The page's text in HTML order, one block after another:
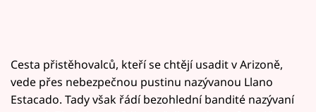
Cesta přistěhovalců, kteří se chtějí usadit v Arizoně,
vede přes nebezpečnou pustinu nazývanou Llano
Estacado. Tady však řádí bezohlední bandité nazývaní